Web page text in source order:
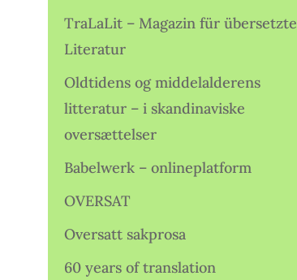
TraLaLit – Magazin für übersetzte
Literatur
Oldtidens og middelalderens
litteratur – i skandinaviske
oversættelser
Babelwerk – onlineplatform
OVERSAT
Oversatt sakprosa
60 years of translation